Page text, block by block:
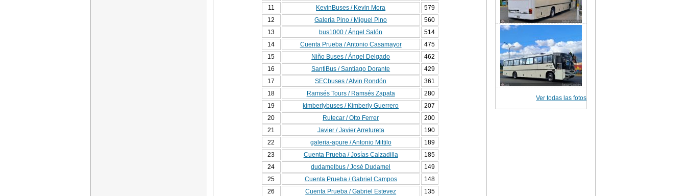
Ver todas las fotos
11
KevinBuses / Kevin Mora
579
12
Galería Pino / Miguel Pino
560
13
bus1000 / Ángel Salón
514
14
Cuenta Prueba / Antonio Casamayor
475
15
Niño Buses / Ángel Delgado
462
16
SantiBus / Santiago Dorante
429
17
SECbuses / Alvin Rondón
361
18
Ramsés Tours / Ramsés Zapata
280
19
kimberlybuses / Kimberly Guerrero
207
20
Rutecar / Otto Ferrer
200
21
Javier / Javier Arretureta
190
22
galeria-apure / Antonio Mittilo
189
23
Cuenta Prueba / Josías Calzadilla
185
24
dudamelbus / José Dudamel
149
25
Cuenta Prueba / Gabriel Campos
148
26
Cuenta Prueba / Gabriel Estevez
135